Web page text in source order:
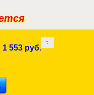
553 руб.